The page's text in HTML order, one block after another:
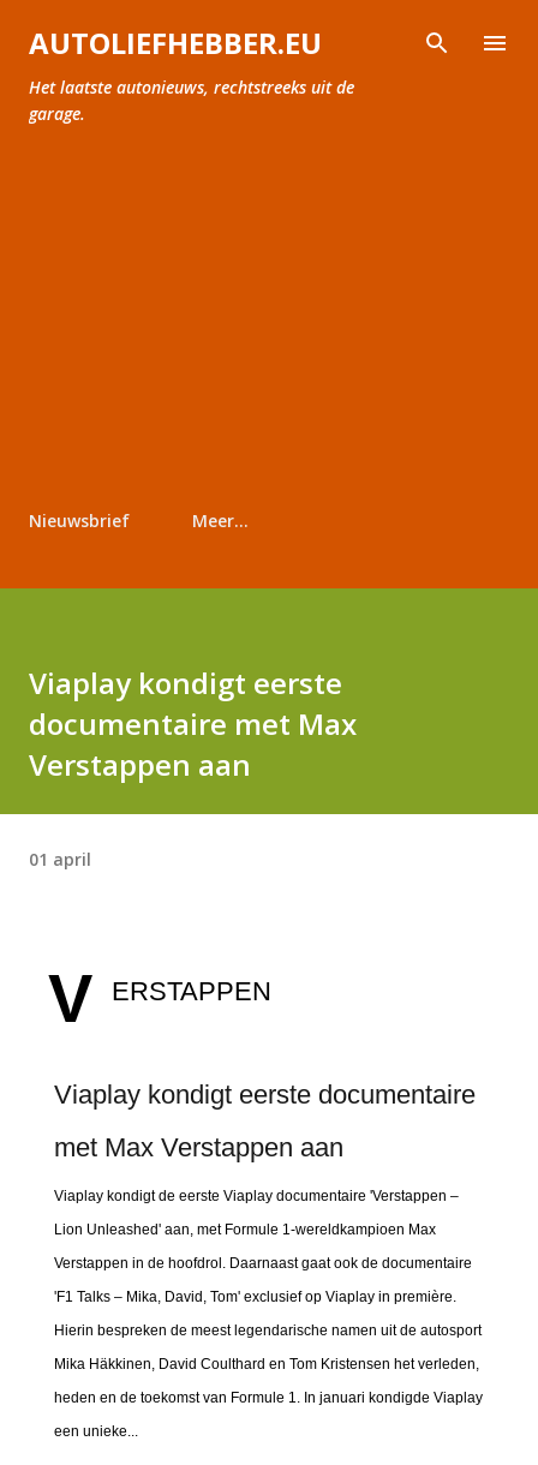
Doorgaan naar hoofdcontent
AUTOLIEFHEBBER.EU
Het laatste autonieuws, rechtstreeks uit de
garage.
Nieuwsbrief Meer…
Viaplay kondigt eerste
documentaire met Max
Verstappen aan
01 april
V ERSTAPPEN
Viaplay kondigt eerste documentaire
met Max Verstappen aan
Viaplay kondigt de eerste Viaplay documentaire 'Verstappen –
Lion Unleashed' aan, met Formule 1-wereldkampioen Max
Verstappen in de hoofdrol. Daarnaast gaat ook de documentaire
'F1 Talks – Mika, David, Tom' exclusief op Viaplay in première.
Hierin bespreken de meest legendarische namen uit de autosport
Mika Häkkinen, David Coulthard en Tom Kristensen het verleden,
heden en de toekomst van Formule 1. In januari kondigde Viaplay
een unieke...